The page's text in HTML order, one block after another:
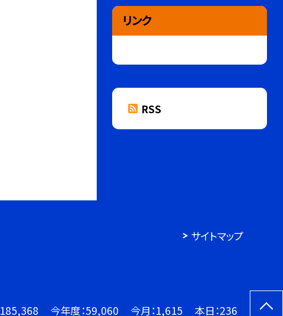
リンク
RSS
サイトマップ
185,368 今年度：59,060 今月：1,615 本日：236